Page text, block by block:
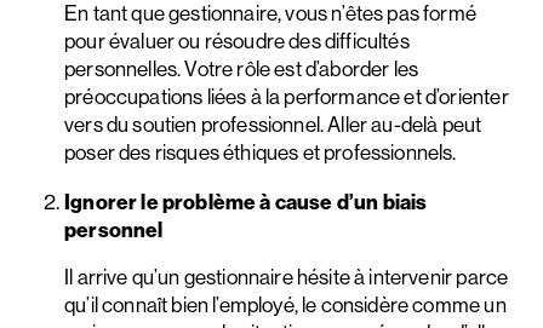
En tant que gestionnaire, vous n’êtes pas formé
pour évaluer ou résoudre des difficultés
personnelles. Votre rôle est d’aborder les
préoccupations liées à la performance et d’orienter
vers du soutien professionnel. Aller au-delà peut
poser des risques éthiques et professionnels.
Ignorer le problème à cause d’un biais
personnel
Il arrive qu’un gestionnaire hésite à intervenir parce
qu’il connaît bien l’employé, le considère comme un